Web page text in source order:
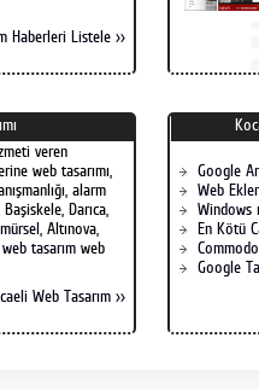
Haberleri Listele >>
veren
web tasarımı,
alarm
Darıca,
, Altınova,
tasarım web
Web Tasarım >>
Google
Web
Windows
En Kötü
Google